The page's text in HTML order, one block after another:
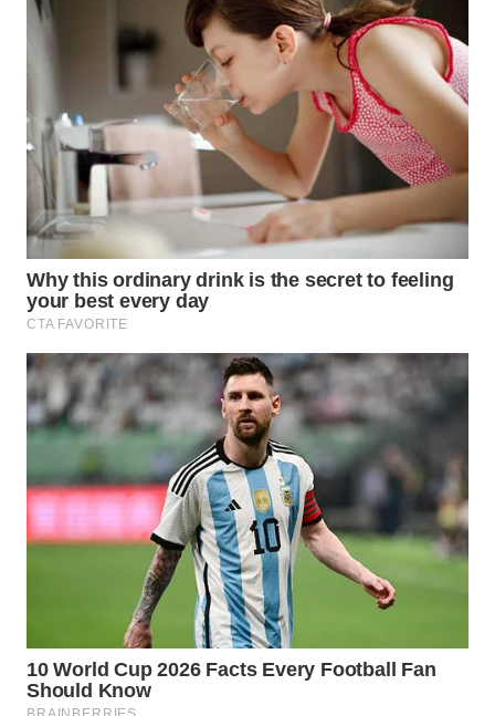
TRAVEL
WAHANANEWS
ID
WAHANANEWS
CO ID
WAHANANEWS
WAHANA
SPORT
WAHANA
UMKM
WAHANA
PERSONA